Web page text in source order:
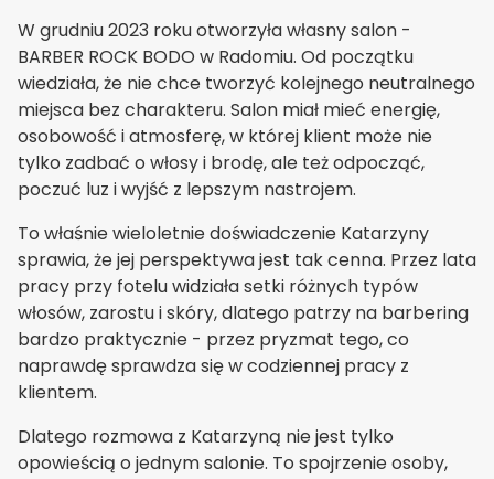
W grudniu 2023 roku otworzyła własny salon -
BARBER ROCK BODO w Radomiu. Od początku
wiedziała, że nie chce tworzyć kolejnego neutralnego
miejsca bez charakteru. Salon miał mieć energię,
osobowość i atmosferę, w której klient może nie
tylko zadbać o włosy i brodę, ale też odpocząć,
poczuć luz i wyjść z lepszym nastrojem.
To właśnie wieloletnie doświadczenie Katarzyny
sprawia, że jej perspektywa jest tak cenna. Przez lata
pracy przy fotelu widziała setki różnych typów
włosów, zarostu i skóry, dlatego patrzy na barbering
bardzo praktycznie - przez pryzmat tego, co
naprawdę sprawdza się w codziennej pracy z
klientem.
Dlatego rozmowa z Katarzyną nie jest tylko
opowieścią o jednym salonie. To spojrzenie osoby,